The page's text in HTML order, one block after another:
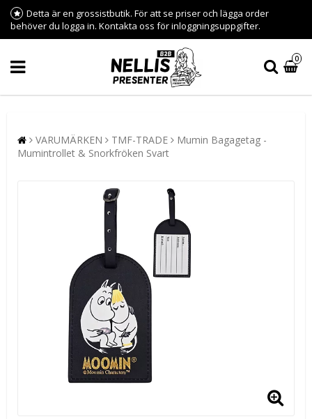
Detta är en grossistbutik. För att se priser och lägga order
behöver du logga in. Kontakta oss för inloggningsuppgifter.
0
VARUMÄRKEN TMF-TRADE
Mumin Bagagetag -
Mumintrollet & Snorkfröken Svart